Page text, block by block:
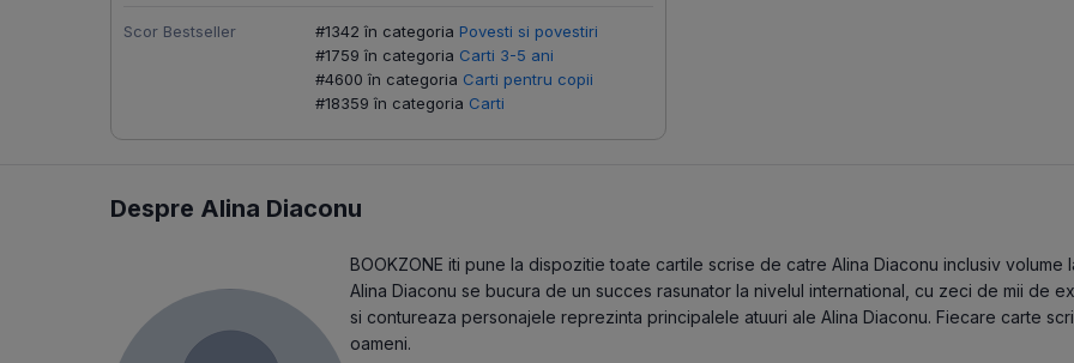
Scor Bestseller #1342 în categoria Povesti si povestiri
#1759 în categoria Carti 3-5 ani
#4600 în categoria Carti pentru copii
#18359 în categoria Carti
Despre Alina Diaconu
BOOKZONE iti pune la dispozitie toate cartile scrise de catre Alina Diaconu inclusiv
Alina Diaconu se bucura de un succes rasunator la nivelul international, cu zeci de mii de
si contureaza personajele reprezinta principalele atuuri ale Alina Diaconu. Fiecare carte
oameni.